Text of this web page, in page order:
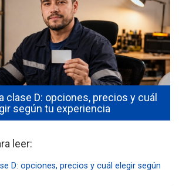
clase D: opciones, precios y cuál
según tu experiencia
leer:
D: opciones, precios y cuál elegir según